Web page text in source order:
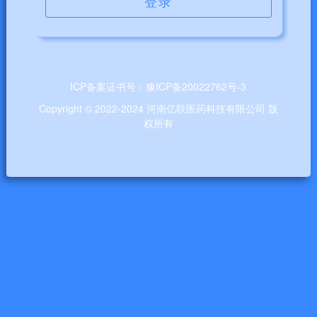
ICP备案证书号： 豫ICP备20022762号-3
Copyright © 2022-2024 河南亿联医药科技有限公司 版
权所有